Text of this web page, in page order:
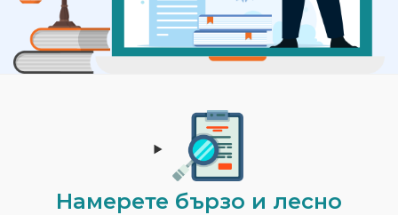
Намерете бързо и лесно